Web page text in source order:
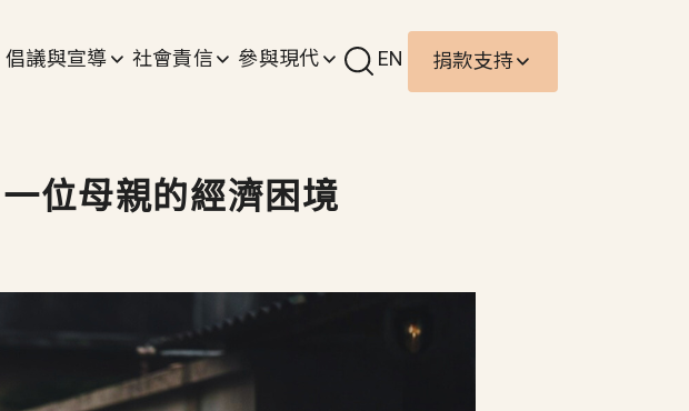
倡議與宣導 社會責信 參與現代 EN 捐款支持
位母親的經濟困境